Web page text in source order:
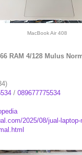
MacBook Air 408
RAM 4/128 Mulus
/ 089677775534
2025/08/jual-